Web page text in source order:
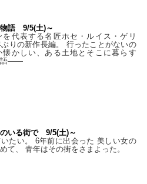
物語 9/5(土)～
を代表する名匠ホセ・ルイス・ゲリ
りの新作長編。 行ったことがないの
懐かしい、ある土地とそこに暮らす
語――
いる街で 9/5(土)～
いたい。 6年前に出会った 美しい女の
て、 青年はその街をさまよった。